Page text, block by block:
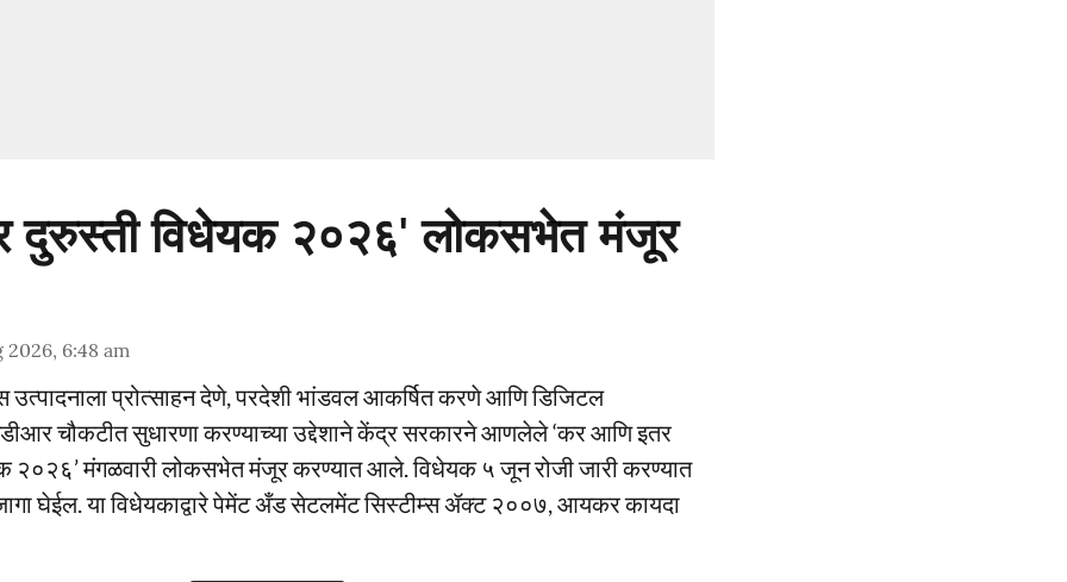
दुरुस्ती विधेयक २०२६' लोकसभेत मंजूर
2026, 6:48 am
उत्पादनाला प्रोत्साहन देणे, परदेशी भांडवल आकर्षित करणे आणि डिजिटल
चौकटीत सुधारणा करण्याच्या उद्देशाने केंद्र सरकारने आणलेले ‘कर आणि इतर
२०२६’ मंगळवारी लोकसभेत मंजूर करण्यात आले. विधेयक ५ जून रोजी जारी करण्यात
घेईल. या विधेयकाद्वारे पेमेंट अँड सेटलमेंट सिस्टीम्स ॲक्ट २००७, आयकर कायदा